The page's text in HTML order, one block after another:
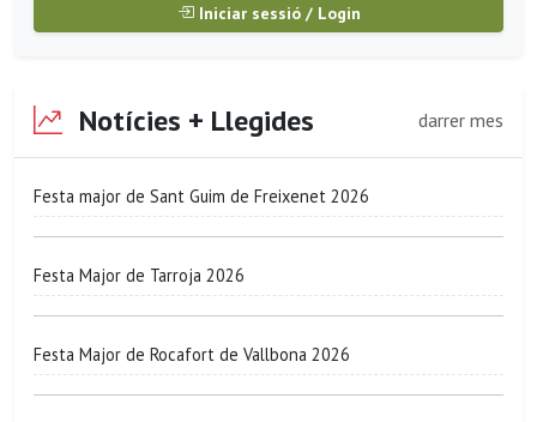
Iniciar sessió / Login
Notícies + Llegides darrer mes
Festa major de Sant Guim de Freixenet 2026
Festa Major de Tarroja 2026
Festa Major de Rocafort de Vallbona 2026